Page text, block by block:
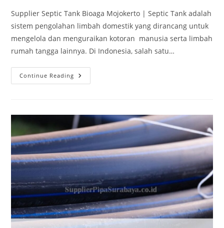
Supplier Septic Tank Bioaga Mojokerto | Septic Tank adalah
sistem pengolahan limbah domestik yang dirancang untuk
mengelola dan menguraikan kotoran manusia serta limbah
rumah tangga lainnya. Di Indonesia, salah satu…
Continue Reading